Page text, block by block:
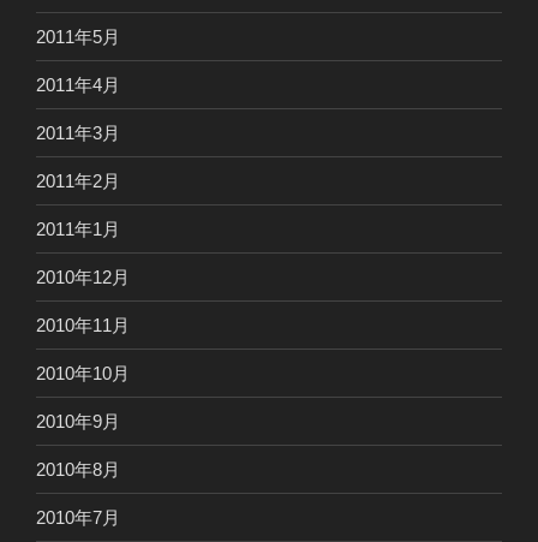
2011年5月
2011年4月
2011年3月
2011年2月
2011年1月
2010年12月
2010年11月
2010年10月
2010年9月
2010年8月
2010年7月